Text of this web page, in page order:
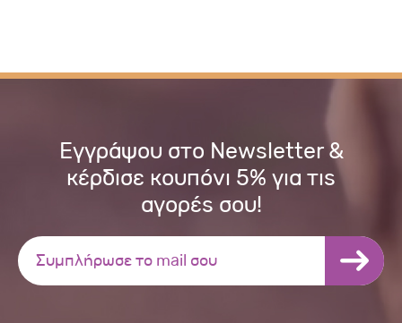
Εγγράψου στο Newsletter &
κέρδισε κουπόνι 5% για τις
αγορές σου!